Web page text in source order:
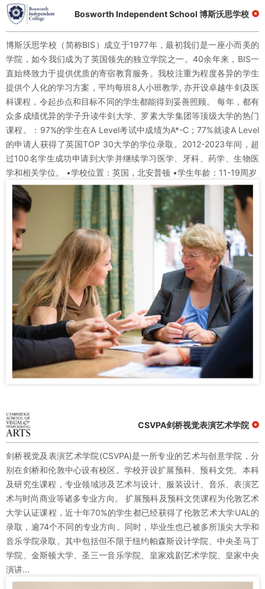
Bosworth Independent School 博斯沃思学校
博斯沃思学校（简称BIS）成立于1977年，最初我们是一座小而美的
学院，如今我们成为了英国领先的独立学院之一。40余年来，BIS一
直始终致力于提供优质的寄宿教育服务。我校注重为程度各异的学生
提供个人化的学习方案，平均每班8人小班教学, 亦开设卓越牛剑及医
科课程，令起步点和目标不同的学生都能得到妥善照顾。 每年，都有
众多成绩优异的学子升读牛剑大学、罗素大学集团等顶级大学的热门
课程。：97%的学生在A Level考试中成绩为A*-C；77%就读A Level
的申请人获得了英国TOP 30大学的学位录取。2012-2023年间，超
过100名学生成功申请到大学并继续学习医学、牙科、药学、生物医
学和相关学位。 •学校位置：英国，北安普顿 •学生年龄：11-19周岁
CSVPA剑桥视觉表演艺术学院
剑桥视觉及表演艺术学院(CSVPA)是一所专业的艺术与创意学院，分
别在剑桥和伦敦中心设有校区。学校开设扩展预科、预科文凭、本科
及研究生课程，专业领域涉及艺术与设计、服装设计、音乐、表演艺
术与时尚商业等诸多专业方向。 扩展预科及预科文凭课程为伦敦艺术
大学认证课程，近十年70%的学生都已经获得了伦敦艺术大学UAL的
录取，逾74个不同的专业方向。同时，毕业生也已被多所顶尖大学和
音乐学院录取。其中包括但不限于纽约帕森斯设计学院、中央圣马丁
学院、金斯顿大学、圣三一音乐学院、皇家戏剧艺术学院、皇家中央
演讲...